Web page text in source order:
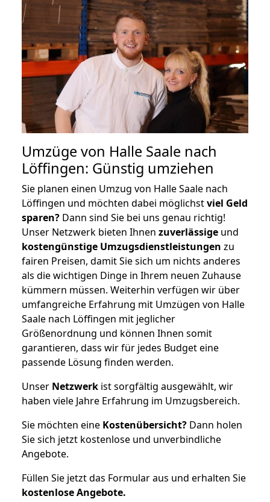
Umzüge von Halle Saale nach
Löffingen: Günstig umziehen
Sie planen einen Umzug von Halle Saale nach
Löffingen und möchten dabei möglichstviel Geld
sparen? Dann sind Sie bei uns genau richtig!
Unser Netzwerk bieten Ihnen zuverlässige und
kostengünstige Umzugsdienstleistungen zu
fairen Preisen, damit Sie sich um nichts anderes
als die wichtigen Dinge in Ihrem neuen Zuhause
kümmern müssen. Weiterhin verfügen wir über
umfangreiche Erfahrung mit Umzügen von Halle
Saale nach Löffingen mit jeglicher
Größenordnung und können Ihnen somit
garantieren, dass wir für jedes Budget eine
passende Lösung finden werden.
Unser Netzwerk ist sorgfältig ausgewählt, wir
haben viele Jahre Erfahrung im Umzugsbereich.
Sie möchten eine Kostenübersicht? Dann holen
Sie sich jetzt kostenlose und unverbindliche
Angebote.
Füllen Sie jetzt das Formular aus und erhalten Sie
kostenloseAngebote.